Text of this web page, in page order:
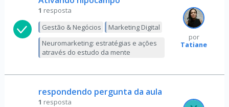
1 resposta
Gestão & Negócios
Marketing Digital
Neuromarketing: estratégias e ações
através do estudo da mente
por
Tatiane
respondendo pergunta da aula
1 resposta